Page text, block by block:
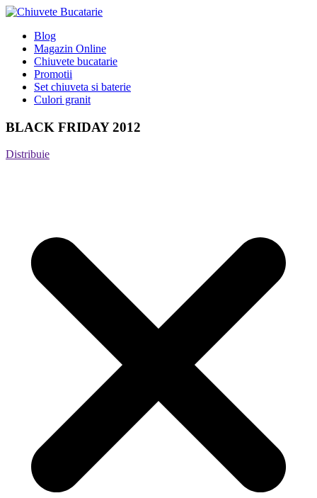
Blog
Magazin Online
Chiuvete bucatarie
Promotii
Set chiuveta si baterie
Culori granit
BLACK FRIDAY 2012
Distribuie